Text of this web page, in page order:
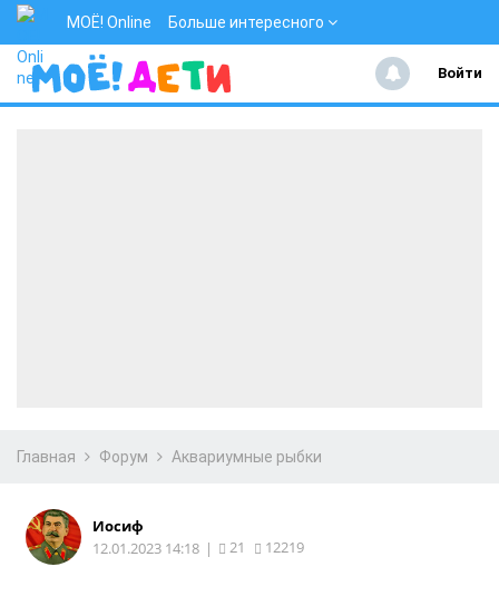
МОЁ! Online Больше интересного
Войти
Главная Форум Аквариумные рыбки
Иoсиф
12.01.2023 14:18 | 21 12219